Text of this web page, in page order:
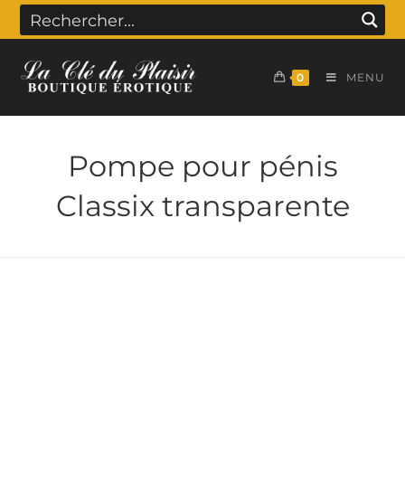
0 MENU
Pompe pour pénis
Classix transparente